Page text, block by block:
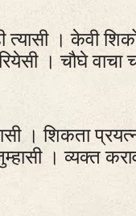
। केवी
। चौघे वाचा
। शिकता प्रयत्‍न
। व्यक्त